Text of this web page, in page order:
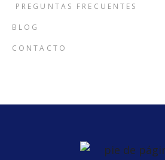
PREGUNTAS FRECUENTES
BLOG
CONTACTO